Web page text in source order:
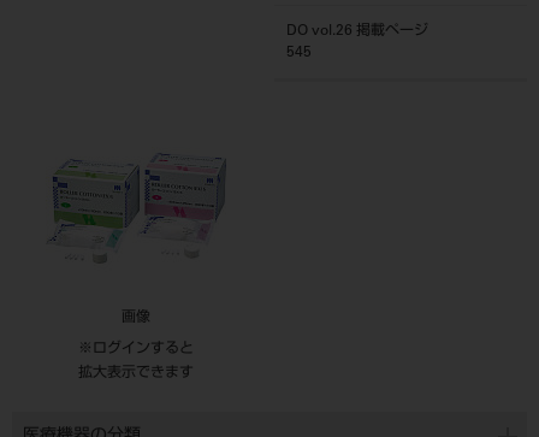
DO vol.26 掲載ページ
545
画像
※ログインすると
拡大表示できます